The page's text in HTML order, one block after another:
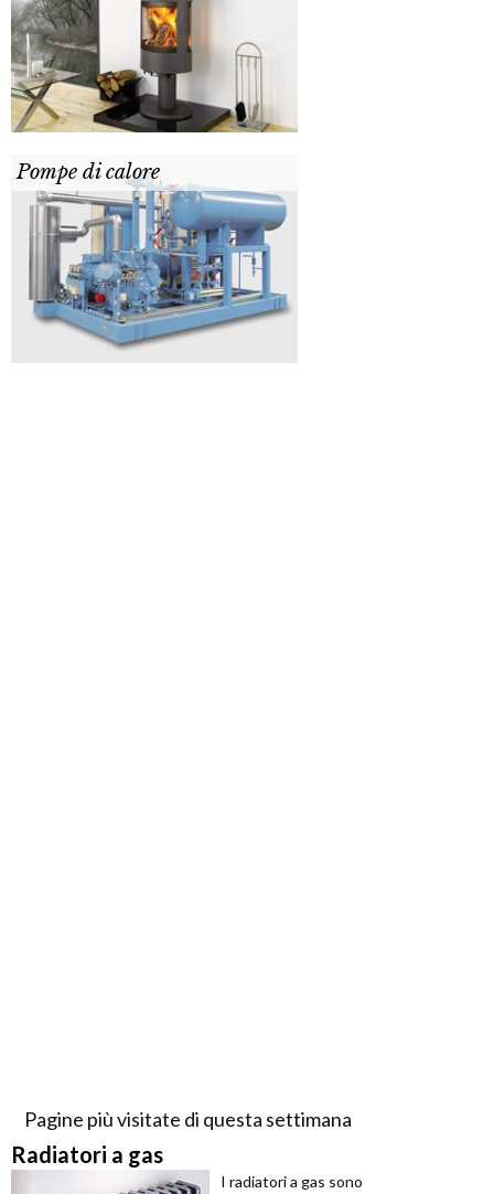
Pompe di calore
Pagine più visitate di questa settimana
Radiatori a gas
I radiatori a gas sono